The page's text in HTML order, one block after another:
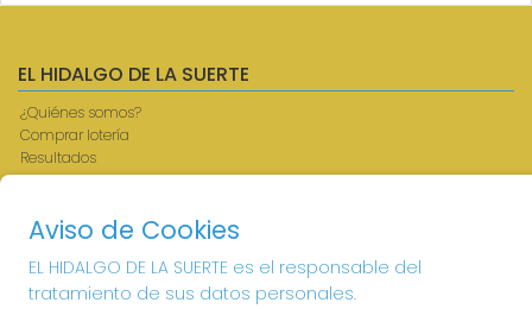
EL HIDALGO DE LA SUERTE
¿Quiénes somos?
Comprar lotería
Resultados
Contacto
Registro
CONTACTO
Aviso de Cookies
EL HIDALGO DE LA SUERTE es el responsable del
tratamiento de sus datos personales.